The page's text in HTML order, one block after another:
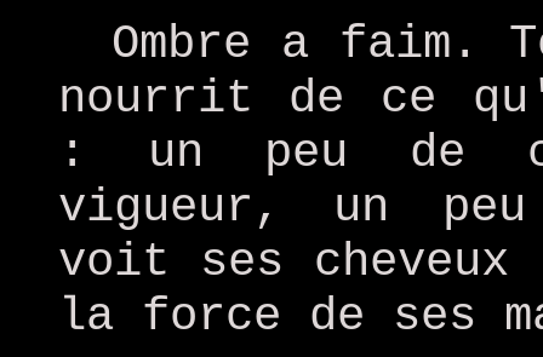
Ombre a faim.
nourrit de ce
: un peu de
vigueur, un
voit ses
la force de ses